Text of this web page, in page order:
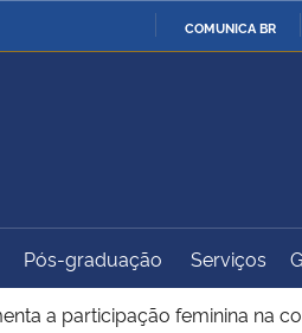
COMUNICA BR
Ministério da Defesa
Ministério do
Desenvolvimento Regional
Pós-graduação Serviços
a participação feminina na